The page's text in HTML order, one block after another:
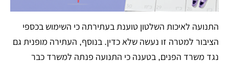
​​התנועה לאיכות השלטון טוענת בעתירתה כי השימוש בכספי
הציבור למטרה זו נעשה שלא כדין. בנוסף, העתירה מופנית גם
נגד משרד הפנים, בטענה כי התנועה פנתה למשרד כבר